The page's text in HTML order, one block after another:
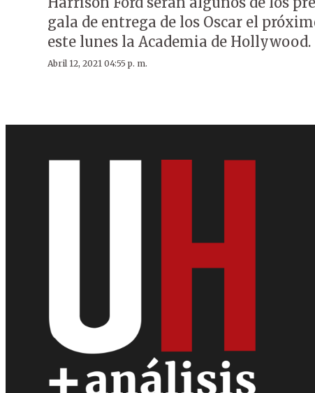
gala de entrega de los Oscar el
este lunes la Academia de Hollywood.
Abril 12, 2021 04:55 p. m.